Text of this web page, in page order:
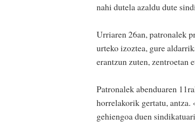
nahi dutela azaldu dute
Urriaren 26an, patronalek
urteko izoztea, gure
erantzun zuten, zentroetan
Patronalek abenduaren
horrelakorik gertatu,
gehiengoa duen